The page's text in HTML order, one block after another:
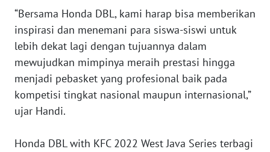
“Bersama Honda DBL, kami harap bisa memberikan
inspirasi dan menemani para siswa-siswi untuk
lebih dekat lagi dengan tujuannya dalam
mewujudkan mimpinya meraih prestasi hingga
menjadi pebasket yang profesional baik pada
kompetisi tingkat nasional maupun internasional,”
ujar Handi.
Honda DBL with KFC 2022 West Java Series terbagi
WN
JAMBI
WN
SULTRA
WN